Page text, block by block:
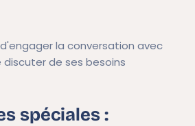
la conversation avec
de ses besoins
spéciales :